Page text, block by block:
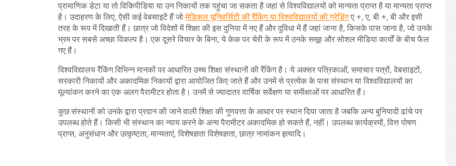
प्रामाणिक डेटा या तो विकिपीडिया या उन निकायों तक पहुंचा जा सकता है जहां से विश्वविद्यालयों को मान्यता प्राप्त है या मान्यता प्राप्त
है। उदाहरण के लिए, ऐसी कई वेबसाइटें हैं जोमेडिकल यूनिवर्सिटी की रैंकिंग या विश्वविद्यालयों की ग्रेडिंगए +, ए, बी +, बी और इसी
तरह के रूप में दिखाती हैं। छात्र जो विदेशों में शिक्षा की इस दुनिया में नए हैं और दुविधा में हैं जहां जाना है, किसके पास जाना है, जो उनके
भ्रम पर सबसे अच्छा विकल्प है। एक दूसरे विचार के बिना, ये केक पर चेरी के रूप में उनके समूह और सोशल मीडिया कार्यों के बीच फैल
गए हैं।
विश्वविद्यालय रैंकिंग विभिन्न मानकों पर आधारित उच्च शिक्षा संस्थानों की रैंकिंग है। ये अक्सर पत्रिकाओं, समाचार पत्रों, वेबसाइटों,
सरकारी निकायों और अकादमिक निकायों द्वारा आयोजित किए जाते हैं और उनमें से प्रत्येक के पास संस्थान या विश्वविद्यालयों का
मूल्यांकन करने का एक अलग पैरामीटर होता है। उनमें से ज्यादातर वार्षिक सर्वेक्षण या समीक्षाओं पर आधारित हैं।
कुछ संस्थानों को उनके द्वारा प्रदान की जाने वाली शिक्षा की गुणवत्ता के आधार पर स्थान दिया जाता है जबकि अन्य बुनियादी ढांचे पर
उपलब्ध होते हैं। किसी भी संस्थान का न्याय करने के अन्य पैरामीटर अकादमिक हो सकते हैं, नहीं। उपलब्ध कार्यक्रमों, वित्त पोषण
प्राप्त, अनुसंधान और उत्कृष्टता, मान्यताएं, विशेषज्ञता विशेषज्ञता, छात्र नामांकन इत्यादि।